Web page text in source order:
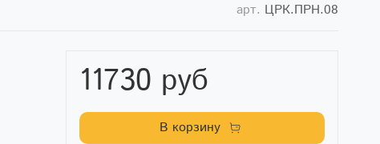
арт. ЦРК.ПРН.08
11730 руб
В корзину